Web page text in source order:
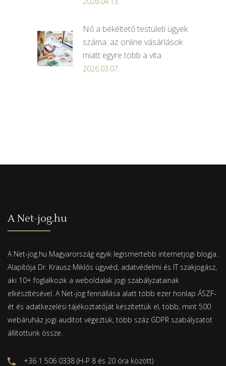
Nő a békéltető testületi ügyek
száma: az online vásárlások
miatt egyre több a vita
2026.03.07.
A Net-jog.hu
A Net-jog.hu Magyarország egyik legismertebb internetjogi blogja.
Alapítója Dr. Krausz Miklós ügyvéd, adatvédelmi és IT szakjogász,
aki 10+ foglalkozik a weboldalak jogi szabályzatainak
elkészítésével. A Net-jog fennállása alatt több ezer honlap ÁSZF-
ét és adatkezelési tájékoztatóját készítettük el, több, mint 500
webáruház jogi auditot végeztük, több száz GDPR szabályzatot
állítottunk össze.
+36 1 506 0338 (H-P 8 és 20 óra között)